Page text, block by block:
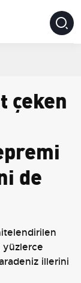
çeken
de
yüzlerce
illerini